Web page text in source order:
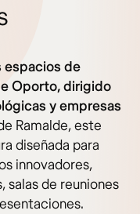
espacios de
Oporto, dirigido
y empresas
Ramalde, este
diseñada para
innovadores,
salas de reuniones